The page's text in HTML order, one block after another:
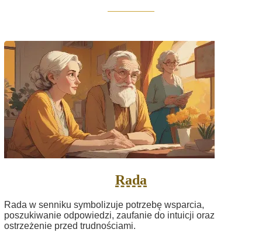
Rada
Rada w senniku symbolizuje potrzebę wsparcia,
poszukiwanie odpowiedzi, zaufanie do intuicji oraz
ostrzeżenie przed trudnościami.